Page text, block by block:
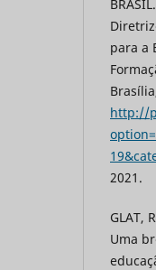
para a
http://
2021.
GLAT,
Uma